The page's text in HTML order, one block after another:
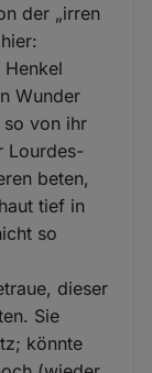
der „irren
Henkel
Wunder
so von ihr
Lourdes-
beten,
tief in
so
dieser
Sie
könnte